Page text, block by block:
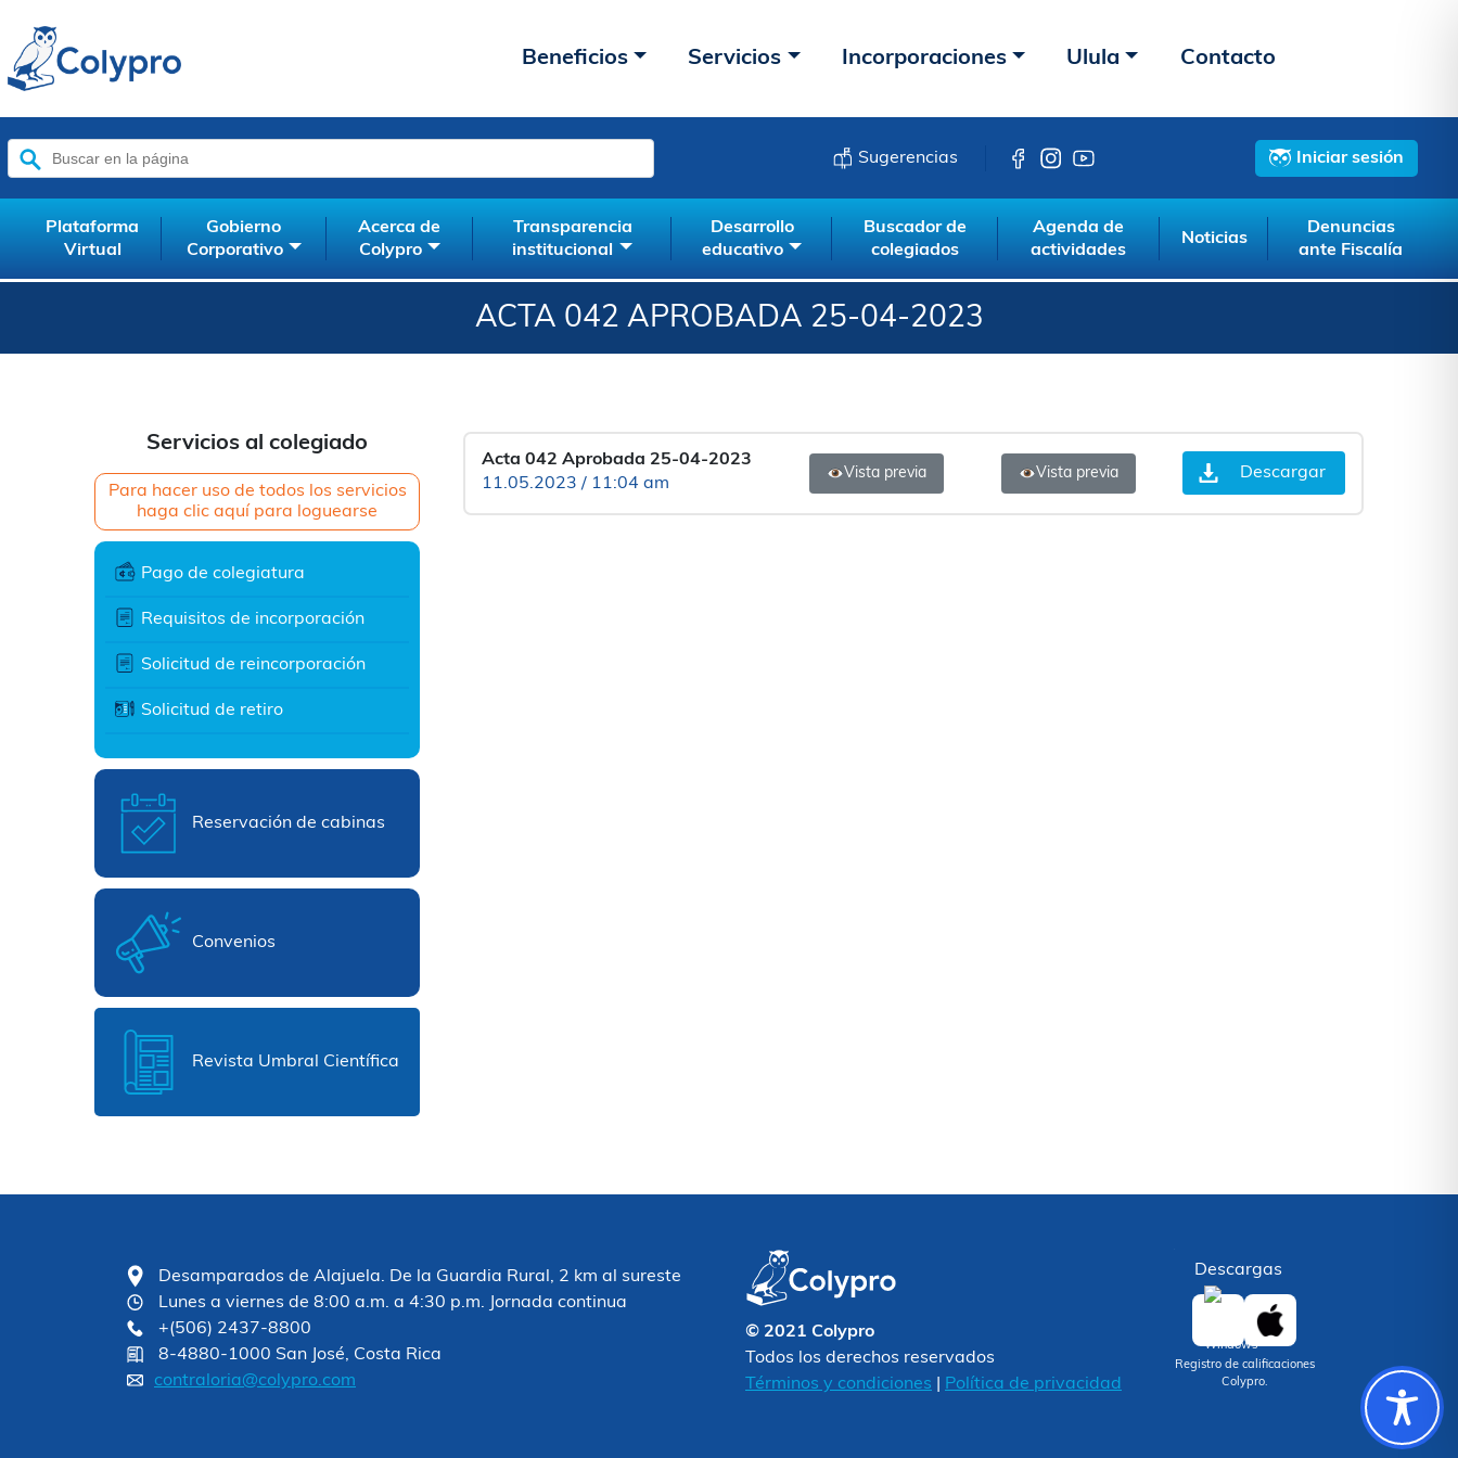
Beneficios Servicios Incorporaciones Ulula Contacto
Buscar:
Sugerencias Iniciar sesión
Plataforma
Virtual
Gobierno
Corporativo
Acerca de
Colypro
Transparencia
institucional
Desarrollo
educativo
Buscador de
colegiados
Agenda de
actividades
Noticias
Denuncias
ante Fiscalía
ACTA 042 APROBADA 25-04-2023
Servicios al colegiado
Para hacer uso de todos los servicios
haga clic aquí para loguearse
Pago de colegiatura
Requisitos de incorporación
Solicitud de reincorporación
Solicitud de retiro
Reservación de cabinas
Convenios
Revista Umbral Científica
Acta 042 Aprobada 25-04-2023
11.05.2023 / 11:04 am
Vista previa Vista previa Descargar
Desamparados de Alajuela. De la Guardia Rural, 2 km al sureste
Lunes a viernes de 8:00 a.m. a 4:30 p.m. Jornada continua
+(506) 2437-8800
8-4880-1000 San José, Costa Rica
contraloria@colypro.com
© 2021 Colypro
Todos los derechos reservados
Términos y condiciones
Política de privacidad
Descargas
Registro de calificaciones
Colypro.